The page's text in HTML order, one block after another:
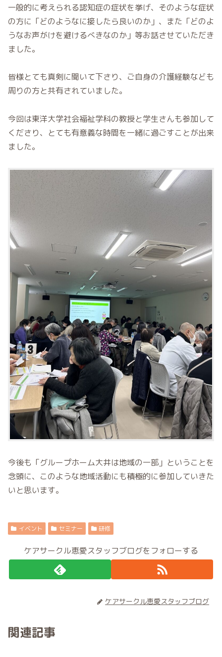
一般的に考えられる認知症の症状を挙げ、そのような症状
の方に「どのようなに接したら良いのか」、また「どのよ
うなお声がけを避けるべきなのか」等お話させていただき
ました。
皆様とても真剣に聞いて下さり、ご自身の介護経験なども
周りの方と共有されていました。
今回は東洋大学社会福祉学科の教授と学生さんも参加して
くださり、とても有意義な時間を一緒に過ごすことが出来
ました。
今後も「グループホーム大井は地域の一部」ということを
念頭に、このような地域活動にも積極的に参加していきた
いと思います。
イベント セミナー 研修
ケアサークル恵愛スタッフブログをフォローする
ケアサークル恵愛スタッフブログ
関連記事